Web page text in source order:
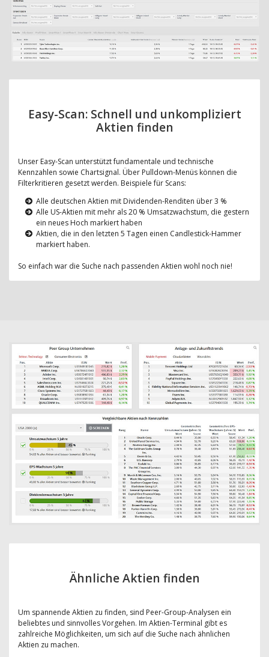
Easy-Scan: Schnell und unkompliziert
Aktien finden
Unser Easy-Scan unterstützt fundamentale und technische
Kennzahlen sowie Chartsignal. Über Pulldown-Menüs können die
Filterkritieren gesetzt werden. Beispiele für Scans:
Alle deutschen Aktien mit Dividenden-Renditen über 3 %
Alle US-Aktien mit mehr als 20 % Umsatzwachstum, die gestern
ein neues Hoch markiert haben
Aktien, die in den letzten 5 Tagen einen Candlestick-Hammer
markiert haben.
So einfach war die Suche nach passenden Aktien wohl noch nie!
Ähnliche Aktien finden
Um spannende Aktien zu finden, sind Peer-Group-Analysen ein
beliebtes und sinnvolles Vorgehen. Im Aktien-Terminal gibt es
zahlreiche Möglichkeiten, um sich auf die Suche nach ähnlichen
Aktien zu machen.